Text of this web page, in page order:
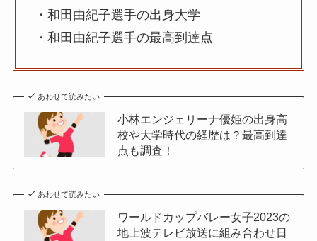
・和田由紀子選手の出身大学
・和田由紀子選手の最高到達点
あわせて読みたい
小林エンジェリーナ優姫の出身高
校や大学時代の経歴は？最高到達
点も調査！
あわせて読みたい
ワールドカップバレー女子2023の
地上波テレビ放送に組み合わせ日